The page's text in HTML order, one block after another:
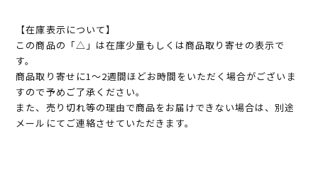
【在庫表示について】
この商品の「△」は在庫少量もしくは商品取り寄せの表示で
す。
商品取り寄せに1～2週間ほどお時間をいただく場合がございま
すので予めご了承ください。
また、売り切れ等の理由で商品をお届けできない場合は、別途
メールにてご連絡させていただきます。